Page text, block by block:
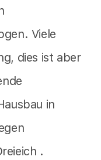
Viele
dies ist aber
in
.